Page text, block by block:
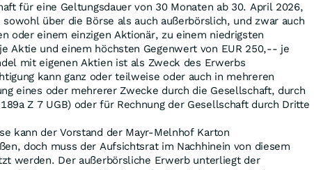
für eine Geltungsdauer von 30 Monaten ab 30. April 2026,
über die Börse als auch außerbörslich, und zwar auch
oder einem einzigen Aktionär, zu einem niedrigsten
Aktie und einem höchsten Gegenwert von EUR 250,-- je
mit eigenen Aktien ist als Zweck des Erwerbs
kann ganz oder teilweise oder auch in mehreren
eines oder mehrerer Zwecke durch die Gesellschaft, durch
Z 7 UGB) oder für Rechnung der Gesellschaft durch Dritte
kann der Vorstand der Mayr-Melnhof Karton
doch muss der Aufsichtsrat im Nachhinein von diesem
werden. Der außerbörsliche Erwerb unterliegt der